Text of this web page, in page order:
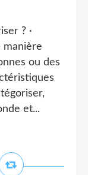
? ·
manière
ou des
et...